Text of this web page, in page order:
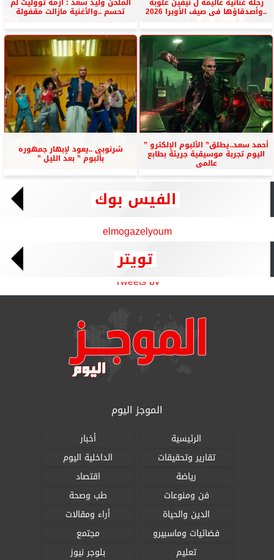
..وأصدقاؤها فى صيف الأوبرا 2026 تحسم ..والأغنية مازالت مقفولة
أحمد سعد..يطلق” الألبوم الإلكترو ”
اليوم تجربة موسيقية جريئة بطابع
عالمى
شرنوبى ..يعود لإبهار جمهوره
بألبوم ” بعد الليل ”
الفيس بوك
elmogazelyoum
تويتر
Tweets by
الموجز اليوم
الرئيسية
أخبار
تقارير وتحقيقات
الداخلية اليوم
رياضة
اقتصاد
فن ومنوعات
طب وصحة
الدين والحياة
أراء ومقالات
فضائيات وماسبيرو
مجتمع
تعليم
بلوجر نيوز